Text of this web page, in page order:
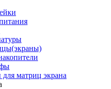
для матриц экрана